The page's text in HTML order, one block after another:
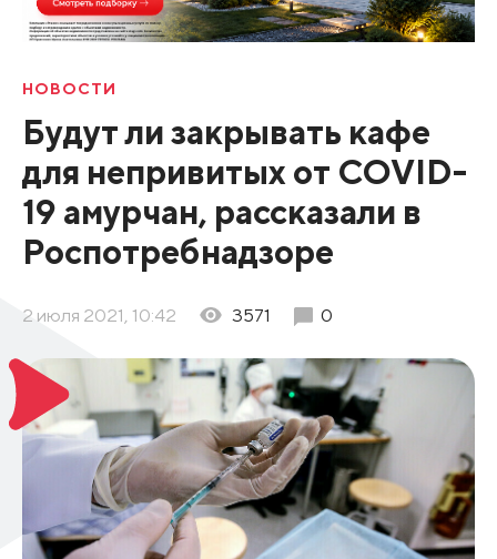
НОВОСТИ
Будут ли закрывать кафе
для непривитых от COVID-
19 амурчан, рассказали в
Роспотребнадзоре
2 июля 2021, 10:42 3571 0